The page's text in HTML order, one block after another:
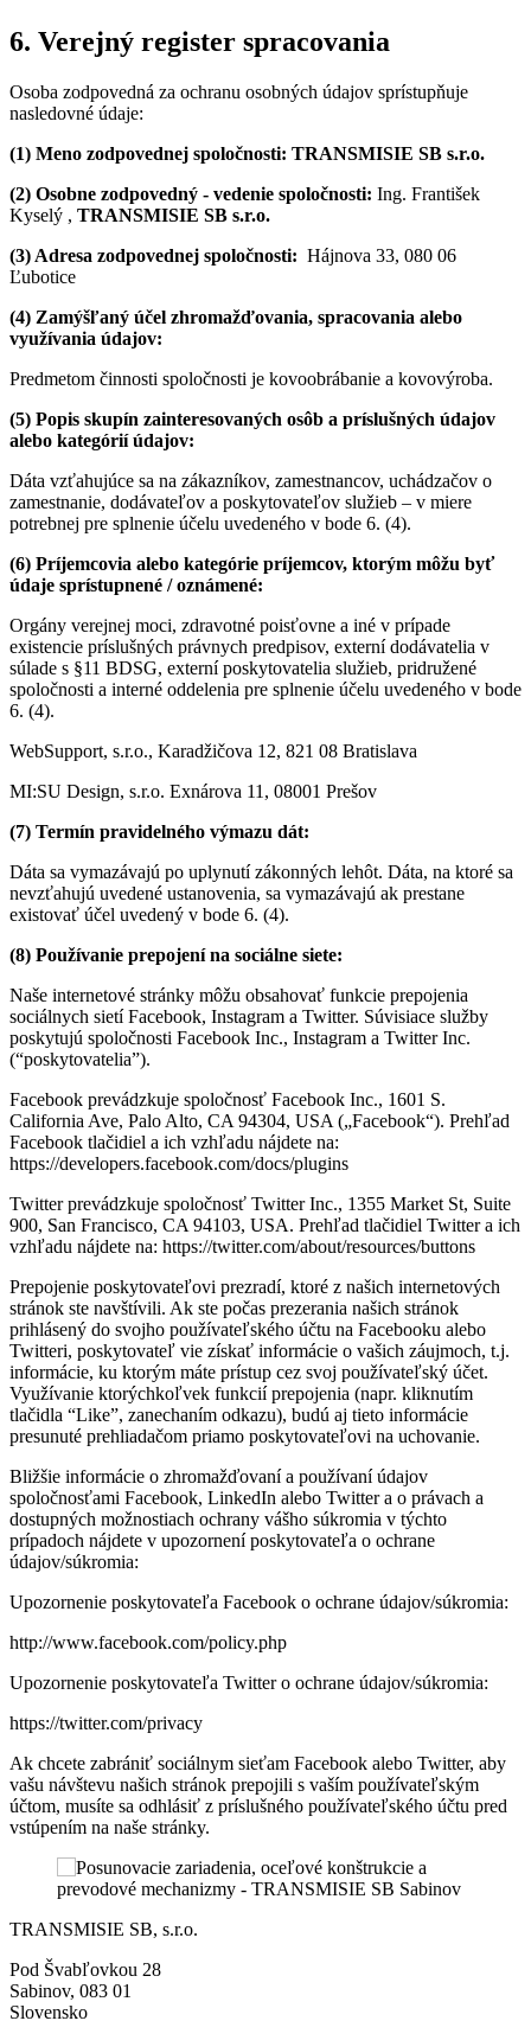
6. Verejný register spracovania
Osoba zodpovedná za ochranu osobných údajov sprístupňuje
nasledovné údaje:
(1) Meno zodpovednej spoločnosti: TRANSMISIE SB s.r.o.
(2) Osobne zodpovedný - vedenie spoločnosti: Ing. František
Kyselý , TRANSMISIE SB s.r.o.
(3) Adresa zodpovednej spoločnosti: Hájnova 33, 080 06
Ľubotice
(4) Zamýšľaný účel zhromažďovania, spracovania alebo
využívania údajov:
Predmetom činnosti spoločnosti je kovoobrábanie a kovovýroba.
(5) Popis skupín zainteresovaných osôb a príslušných údajov
alebo kategórií údajov:
Dáta vzťahujúce sa na zákazníkov, zamestnancov, uchádzačov o
zamestnanie, dodávateľov a poskytovateľov služieb – v miere
potrebnej pre splnenie účelu uvedeného v bode 6. (4).
(6) Príjemcovia alebo kategórie príjemcov, ktorým môžu byť
údaje sprístupnené / oznámené:
Orgány verejnej moci, zdravotné poisťovne a iné v prípade
existencie príslušných právnych predpisov, externí dodávatelia v
súlade s §11 BDSG, externí poskytovatelia služieb, pridružené
spoločnosti a interné oddelenia pre splnenie účelu uvedeného v bode
6. (4).
WebSupport, s.r.o., Karadžičova 12, 821 08 Bratislava
MI:SU Design, s.r.o. Exnárova 11, 08001 Prešov
(7) Termín pravidelného výmazu dát:
Dáta sa vymazávajú po uplynutí zákonných lehôt. Dáta, na ktoré sa
nevzťahujú uvedené ustanovenia, sa vymazávajú ak prestane
existovať účel uvedený v bode 6. (4).
(8) Používanie prepojení na sociálne siete:
Naše internetové stránky môžu obsahovať funkcie prepojenia
sociálnych sietí Facebook, Instagram a Twitter. Súvisiace služby
poskytujú spoločnosti Facebook Inc., Instagram a Twitter Inc.
(“poskytovatelia”).
Facebook prevádzkuje spoločnosť Facebook Inc., 1601 S.
California Ave, Palo Alto, CA 94304, USA („Facebook“). Prehľad
Facebook tlačidiel a ich vzhľadu nájdete na:
https://developers.facebook.com/docs/plugins
Twitter prevádzkuje spoločnosť Twitter Inc., 1355 Market St, Suite
900, San Francisco, CA 94103, USA. Prehľad tlačidiel Twitter a ich
vzhľadu nájdete na: https://twitter.com/about/resources/buttons
Prepojenie poskytovateľovi prezradí, ktoré z našich internetových
stránok ste navštívili. Ak ste počas prezerania našich stránok
prihlásený do svojho používateľského účtu na Facebooku alebo
Twitteri, poskytovateľ vie získať informácie o vašich záujmoch, t.j.
informácie, ku ktorým máte prístup cez svoj používateľský účet.
Využívanie ktorýchkoľvek funkcií prepojenia (napr. kliknutím
tlačidla “Like”, zanechaním odkazu), budú aj tieto informácie
presunuté prehliadačom priamo poskytovateľovi na uchovanie.
Bližšie informácie o zhromažďovaní a používaní údajov
spoločnosťami Facebook, LinkedIn alebo Twitter a o právach a
dostupných možnostiach ochrany vášho súkromia v týchto
prípadoch nájdete v upozornení poskytovateľa o ochrane
údajov/súkromia:
Upozornenie poskytovateľa Facebook o ochrane údajov/súkromia:
http://www.facebook.com/policy.php
Upozornenie poskytovateľa Twitter o ochrane údajov/súkromia:
https://twitter.com/privacy
Ak chcete zabrániť sociálnym sieťam Facebook alebo Twitter, aby
vašu návštevu našich stránok prepojili s vaším používateľským
účtom, musíte sa odhlásiť z príslušného používateľského účtu pred
vstúpením na naše stránky.
TRANSMISIE SB, s.r.o.
Pod Švabľovkou 28
Sabinov, 083 01
Slovensko